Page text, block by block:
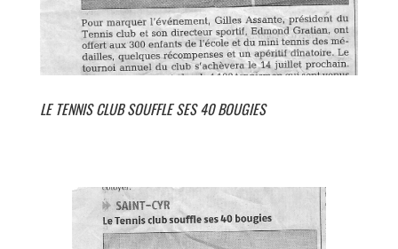
LE TENNIS CLUB SOUFFLE SES 40 BOUGIES